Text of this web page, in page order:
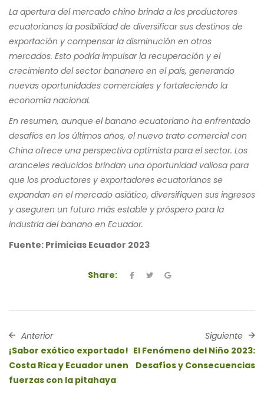
La apertura del mercado chino brinda a los productores
ecuatorianos la posibilidad de diversificar sus destinos de
exportación y compensar la disminución en otros
mercados. Esto podría impulsar la recuperación y el
crecimiento del sector bananero en el país, generando
nuevas oportunidades comerciales y fortaleciendo la
economía nacional.
En resumen, aunque el banano ecuatoriano ha enfrentado
desafíos en los últimos años, el nuevo trato comercial con
China ofrece una perspectiva optimista para el sector. Los
aranceles reducidos brindan una oportunidad valiosa para
que los productores y exportadores ecuatorianos se
expandan en el mercado asiático, diversifiquen sus ingresos
y aseguren un futuro más estable y próspero para la
industria del banano en Ecuador.
Fuente: Primicias Ecuador 2023
Share:
Anterior
¡Sabor exótico exportado!
Costa Rica y Ecuador unen
fuerzas con la pitahaya
Siguiente
El Fenómeno del Niño 2023:
Desafíos y Consecuencias